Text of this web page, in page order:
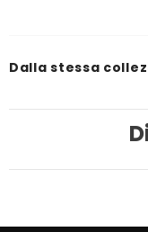
Dalla stessa